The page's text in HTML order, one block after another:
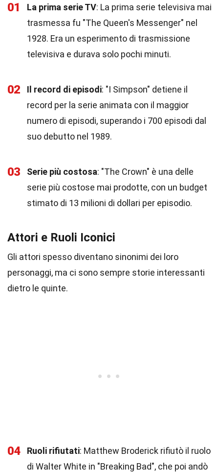
01 La prima serie TV: La prima serie televisiva mai
trasmessa fu "The Queen's Messenger" nel
1928. Era un esperimento di trasmissione
televisiva e durava solo pochi minuti.
02 Il record di episodi: "I Simpson" detiene il
record per la serie animata con il maggior
numero di episodi, superando i 700 episodi dal
suo debutto nel 1989.
03 Serie più costosa: "The Crown" è una delle
serie più costose mai prodotte, con un budget
stimato di 13 milioni di dollari per episodio.
Attori e Ruoli Iconici
Gli attori spesso diventano sinonimi dei loro
personaggi, ma ci sono sempre storie interessanti
dietro le quinte.
04 Ruoli rifiutati: Matthew Broderick rifiutò il ruolo
di Walter White in "Breaking Bad", che poi andò